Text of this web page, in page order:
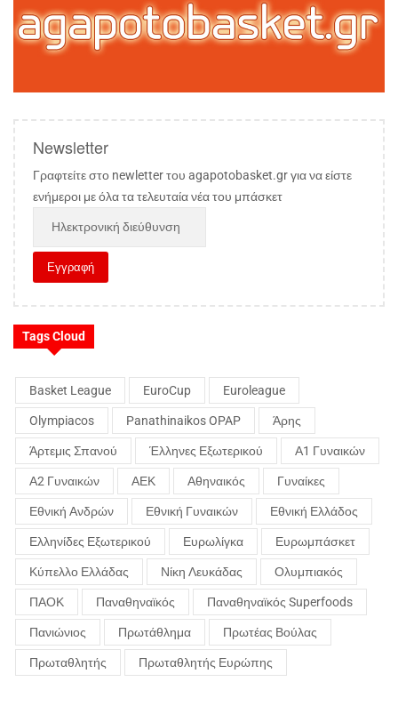
Newsletter
Γραφτείτε στο newletter του agapotobasket.gr για να είστε
ενήμεροι με όλα τα τελευταία νέα του μπάσκετ
Tags Cloud
Basket League EuroCup Euroleague
Olympiacos Panathinaikos OPAP Άρης
Άρτεμις Σπανού Έλληνες Εξωτερικού Α1 Γυναικών
Α2 Γυναικών ΑΕΚ Αθηναικός Γυναίκες
Εθνική Ανδρών Εθνική Γυναικών Εθνική Ελλάδος
Ελληνίδες Εξωτερικού Ευρωλίγκα Ευρωμπάσκετ
Κύπελλο Ελλάδας Νίκη Λευκάδας Ολυμπιακός
ΠΑΟΚ Παναθηναϊκός Παναθηναϊκός Superfoods
Πανιώνιος Πρωτάθλημα Πρωτέας Βούλας
Πρωταθλητής Πρωταθλητής Ευρώπης